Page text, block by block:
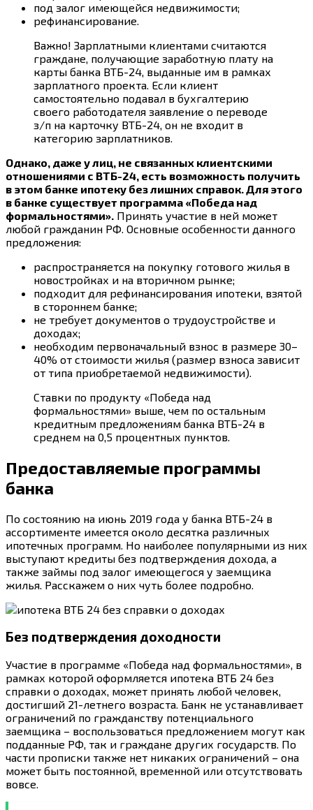
под залог имеющейся недвижимости;
рефинансирование.
Важно! Зарплатными клиентами считаются
граждане, получающие заработную плату на
карты банка ВТБ-24, выданные им в рамках
зарплатного проекта. Если клиент
самостоятельно подавал в бухгалтерию
своего работодателя заявление о переводе
з/п на карточку ВТБ-24, он не входит в
категорию зарплатников.
Однако, даже у лиц, не связанных клиентскими
отношениями с ВТБ-24, есть возможность получить
в этом банке ипотеку без лишних справок. Для этого
в банке существует программа «Победа над
формальностями». Принять участие в ней может
любой гражданин РФ. Основные особенности данного
предложения:
распространяется на покупку готового жилья в
новостройках и на вторичном рынке;
подходит для рефинансирования ипотеки, взятой
в стороннем банке;
не требует документов о трудоустройстве и
доходах;
необходим первоначальный взнос в размере 30–
40% от стоимости жилья (размер взноса зависит
от типа приобретаемой недвижимости).
Ставки по продукту «Победа над
формальностями» выше, чем по остальным
кредитным предложениям банка ВТБ-24 в
среднем на 0,5 процентных пунктов.
Предоставляемые программы
банка
По состоянию на июнь 2019 года у банка ВТБ-24 в
ассортименте имеется около десятка различных
ипотечных программ. Но наиболее популярными из них
выступают кредиты без подтверждения дохода, а
также займы под залог имеющегося у заемщика
жилья. Расскажем о них чуть более подробно.
Без подтверждения доходности
Участие в программе «Победа над формальностями», в
рамках которой оформляется ипотека ВТБ 24 без
справки о доходах, может принять любой человек,
достигший 21-летнего возраста. Банк не устанавливает
ограничений по гражданству потенциального
заемщика – воспользоваться предложением могут как
подданные РФ, так и граждане других государств. По
части прописки также нет никаких ограничений – она
может быть постоянной, временной или отсутствовать
вовсе.